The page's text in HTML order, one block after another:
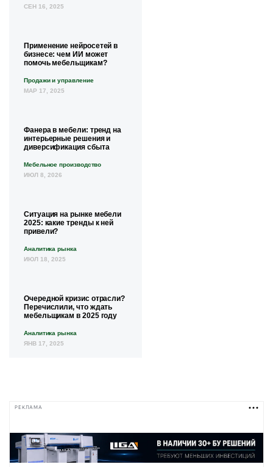
СЕН 16, 2025
Применение нейросетей в
бизнесе: чем ИИ может
помочь мебельщикам?
Продажи и управление
МАР 17, 2025
Фанера в мебели: тренд на
интерьерные решения и
диверсификация сбыта
Мебельное производство
ИЮЛ 8, 2026
Ситуация на рынке мебели
2025: какие тренды к ней
привели?
Аналитика рынка
ИЮЛ 18, 2025
Очередной кризис отрасли?
Перечислили, что ждать
мебельщикам в 2025 году
Аналитика рынка
ЯНВ 17, 2025
РЕКЛАМА